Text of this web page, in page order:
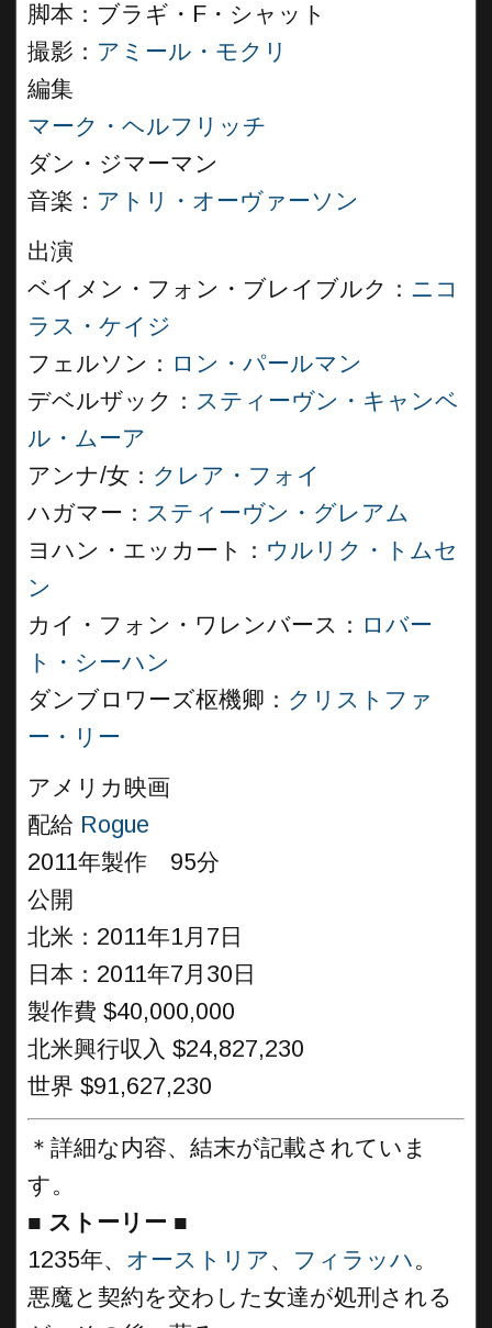
脚本：ブラギ・F・シャット
撮影： アミール・モクリ
編集
マーク・ヘルフリッチ
ダン・ジマーマン
音楽： アトリ・オーヴァーソン
出演
ベイメン・フォン・ブレイブルク： ニコ
ラス・ケイジ
フェルソン： ロン・パールマン
デベルザック： スティーヴン・キャンベ
ル・ムーア
アンナ/女： クレア・フォイ
ハガマー： スティーヴン・グレアム
ヨハン・エッカート： ウルリク・トムセ
ン
カイ・フォン・ワレンバース： ロバー
ト・シーハン
ダンブロワーズ枢機卿： クリストファ
ー・リー
アメリカ映画
配給 Rogue
2011年製作 95分
公開
北米：2011年1月7日
日本：2011年7月30日
製作費 $40,000,000
北米興行収入 $24,827,230
世界 $91,627,230
＊詳細な内容、結末が記載されていま
す。
■ ストーリー ■
1235年、 オーストリア、 フィラッハ。
悪魔と契約を交わした女達が処刑される